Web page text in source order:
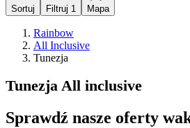
Sortuj Filtruj 1 Mapa
Rainbow
All Inclusive
Tunezja
Tunezja All inclusive
Sprawdź nasze oferty